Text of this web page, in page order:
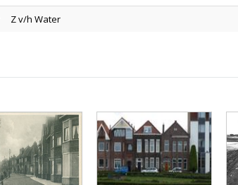
Z v/h Water